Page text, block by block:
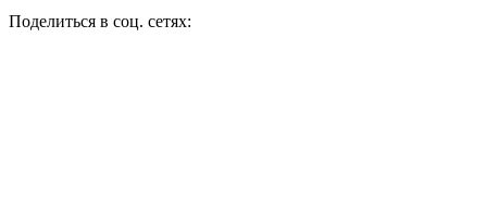
Поделиться в соц. сетях: